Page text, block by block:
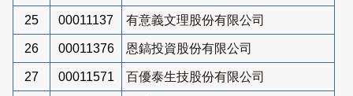
25 00011137 有意義文理股份有限公司
26 00011376 恩鎬投資股份有限公司
27 00011571 百優泰生技股份有限公司